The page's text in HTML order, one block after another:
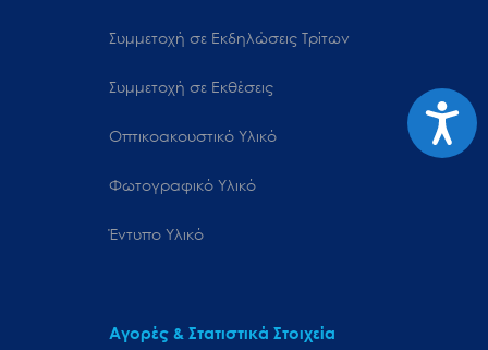
Συμμετοχή σε Εκδηλώσεις Τρίτων
Συμμετοχή σε Εκθέσεις
Οπτικοακουστικό Υλικό
Φωτογραφικό Υλικό
Έντυπο Υλικό
Αγορές & Στατιστικά Στοιχεία